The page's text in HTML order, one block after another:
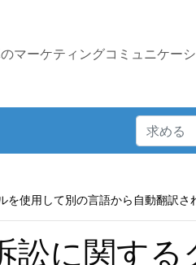
マーケティングコミュニケー
使用して別の言語から自動翻訳さ
訟に関す